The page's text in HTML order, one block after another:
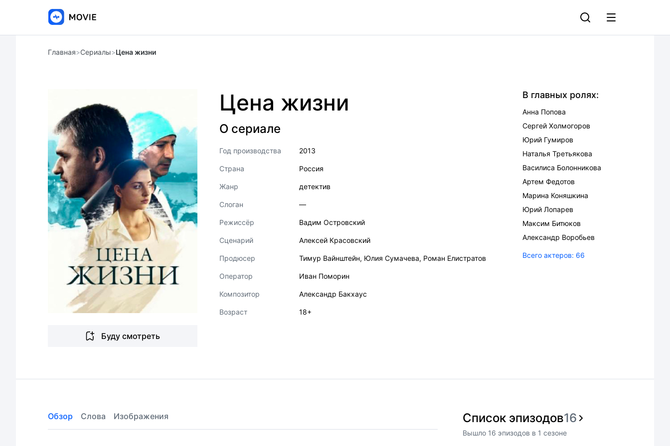
Главная>Сериалы>Цена жизни
Буду смотреть
Цена жизни
О сериале
Год производства 2013
Страна Россия
Жанр детектив
Слоган —
Режиссёр Вадим Островский
Сценарий Алексей Красовский
Продюсер Тимур Вайнштейн, Юлия Сумачева, Роман Елистратов
Оператор Иван Поморин
Композитор Александр Бакхаус
Возраст 18+
В главных ролях:
Анна Попова
Сергей Холмогоров
Юрий Гумиров
Наталья Третьякова
Василиса Болонникова
Артем Федотов
Марина Коняшкина
Юрий Лопарев
Максим Битюков
Александр Воробьев
Всего актеров: 66
Обзор Слова Изображения Список эпизодов16
Вышло 16 эпизодов в 1 сезоне